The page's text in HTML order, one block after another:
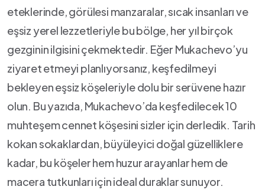
eteklerinde, görülesi manzaralar, sıcak insanları ve
eşsiz yerel lezzetleriyle bu bölge, her yıl birçok
gezginin ​ilgisini çekmektedir.‍ Eğer Mukachevo’yu
ziyaret etmeyi planlıyorsanız, keşfedilmeyi
bekleyen eşsiz köşeleriyle dolu bir serüvene hazır
olun. Bu yazıda, Mukachevo’da keşfedilecek 10
muhteşem cennet köşesini sizler için derledik.‍ Tarih
kokan sokaklardan, büyüleyici doğal güzelliklere
kadar, bu köşeler hem huzur arayanlar hem de
macera tutkunları için ideal duraklar sunuyor.